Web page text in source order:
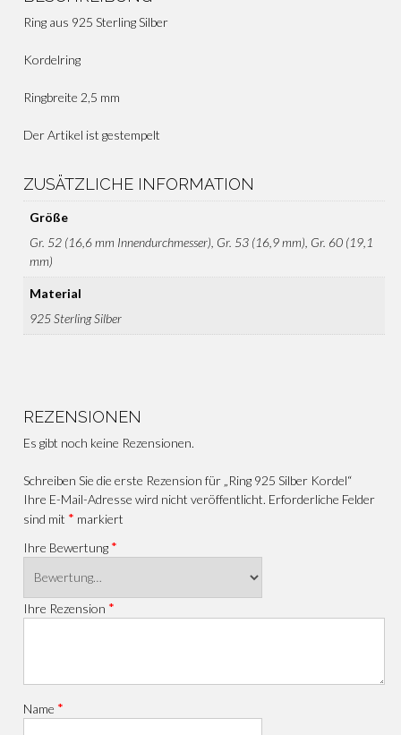
Ring aus 925 Sterling Silber
Kordelring
Ringbreite 2,5 mm
Der Artikel ist gestempelt
ZUSÄTZLICHE INFORMATION
Größe
Gr. 52 (16,6 mm Innendurchmesser), Gr. 53 (16,9 mm), Gr. 60 (19,1
mm)
Material
925 Sterling Silber
REZENSIONEN
Es gibt noch keine Rezensionen.
Schreiben Sie die erste Rezension für „Ring 925 Silber Kordel“
Ihre E-Mail-Adresse wird nicht veröffentlicht. Erforderliche Felder
sind mit * markiert
Ihre Bewertung *
Ihre Rezension *
Name *